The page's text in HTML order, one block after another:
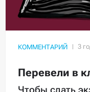
КОММЕНТАРИЙ
Перевели в
Чтобы сдать